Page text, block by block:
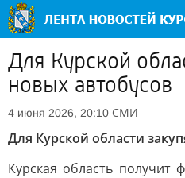
Для Курской
новых автобусов
4 июня 2026, 20:10 СМИ
Для Курской области
Курская область получит